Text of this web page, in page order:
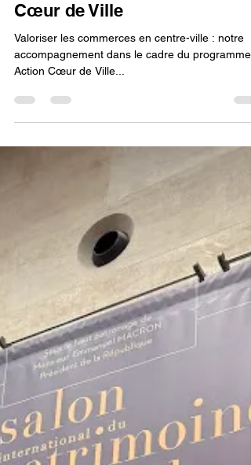
cadre du programme Action
Cœur de Ville
Valoriser les commerces en centre-ville : notre
Action Cœur de Ville...